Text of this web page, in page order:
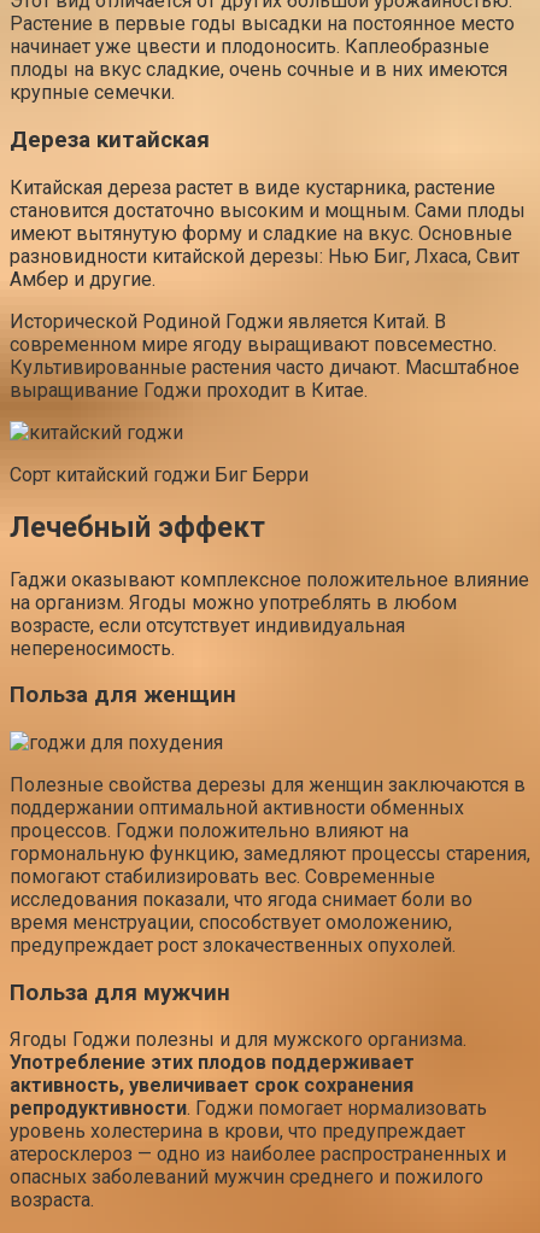
Растение в первые годы высадки на постоянное место
начинает уже цвести и плодоносить. Каплеобразные
плоды на вкус сладкие, очень сочные и в них имеются
крупные семечки.
Дереза китайская
Китайская дереза растет в виде кустарника, растение
становится достаточно высоким и мощным. Сами плоды
имеют вытянутую форму и сладкие на вкус. Основные
разновидности китайской дерезы: Нью Биг, Лхаса, Свит
Амбер и другие.
Исторической Родиной Годжи является Китай. В
современном мире ягоду выращивают повсеместно.
Культивированные растения часто дичают. Масштабное
выращивание Годжи проходит в Китае.
Сорт китайский годжи Биг Берри
Лечебный эффект
Гаджи оказывают комплексное положительное влияние
на организм. Ягоды можно употреблять в любом
возрасте, если отсутствует индивидуальная
непереносимость.
Польза для женщин
Полезные свойства дерезы для женщин заключаются в
поддержании оптимальной активности обменных
процессов. Годжи положительно влияют на
гормональную функцию, замедляют процессы старения,
помогают стабилизировать вес. Современные
исследования показали, что ягода снимает боли во
время менструации, способствует омоложению,
предупреждает рост злокачественных опухолей.
Польза для мужчин
Ягоды Годжи полезны и для мужского организма.
Употребление этих плодов поддерживает
активность, увеличивает срок сохранения
репродуктивности. Годжи помогает нормализовать
уровень холестерина в крови, что предупреждает
атеросклероз — одно из наиболее распространенных и
опасных заболеваний мужчин среднего и пожилого
возраста.